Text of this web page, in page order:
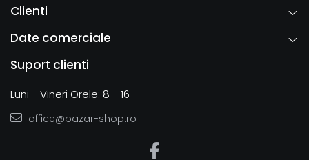
Clienti
Date comerciale
Suport clienti
Luni - Vineri Orele: 8 - 16
office@bazar-shop.ro